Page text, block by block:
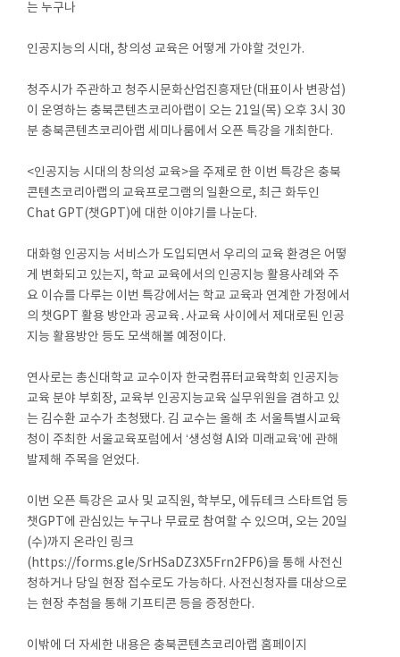
는 누구나
인공지능의 시대, 창의성 교육은 어떻게 가야할 것인가.
청주시가 주관하고 청주시문화산업진흥재단(대표이사 변광섭)
이 운영하는 충북콘텐츠코리아랩이 오는 21일(목) 오후 3시 30
분 충북콘텐츠코리아랩 세미나룸에서 오픈 특강을 개최한다.
<인공지능 시대의 창의성 교육>을 주제로 한 이번 특강은 충북
콘텐츠코리아랩의 교육프로그램의 일환으로, 최근 화두인
Chat GPT(챗GPT)에 대한 이야기를 나눈다.
대화형 인공지능 서비스가 도입되면서 우리의 교육 환경은 어떻
게 변화되고 있는지, 학교 교육에서의 인공지능 활용사례와 주
요 이슈를 다루는 이번 특강에서는 학교 교육과 연계한 가정에서
의 챗GPT 활용 방안과 공교육․사교육 사이에서 제대로된 인공
지능 활용방안 등도 모색해볼 예정이다.
연사로는 총신대학교 교수이자 한국컴퓨터교육학회 인공지능
교육 분야 부회장, 교육부 인공지능교육 실무위원을 겸하고 있
는 김수환 교수가 초청됐다. 김 교수는 올해 초 서울특별시교육
청이 주최한 서울교육포럼에서 ‘생성형 AI와 미래교육’에 관해
발제해 주목을 얻었다.
이번 오픈 특강은 교사 및 교직원, 학부모, 에듀테크 스타트업 등
챗GPT에 관심있는 누구나 무료로 참여할 수 있으며, 오는 20일
(수)까지 온라인 링크
(https://forms.gle/SrHSaDZ3X5Frn2FP6)을 통해 사전신
청하거나 당일 현장 접수로도 가능하다. 사전신청자를 대상으로
는 현장 추첨을 통해 기프티콘 등을 증정한다.
이밖에 더 자세한 내용은 충북콘텐츠코리아랩 홈페이지